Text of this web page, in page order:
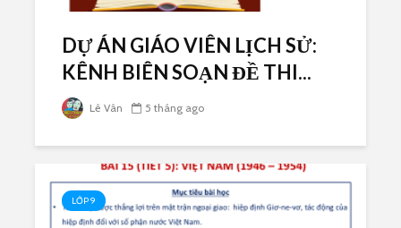
DỰ ÁN GIÁO VIÊN LỊCH SỬ:
KÊNH BIÊN SOẠN ĐỀ THI...
Lê Vân 5 tháng ago
LỚP 9